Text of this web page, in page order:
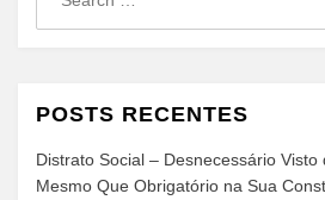
POSTS RECENTES
Distrato Social – Desnecessário Visto
Mesmo Que Obrigatório na Sua